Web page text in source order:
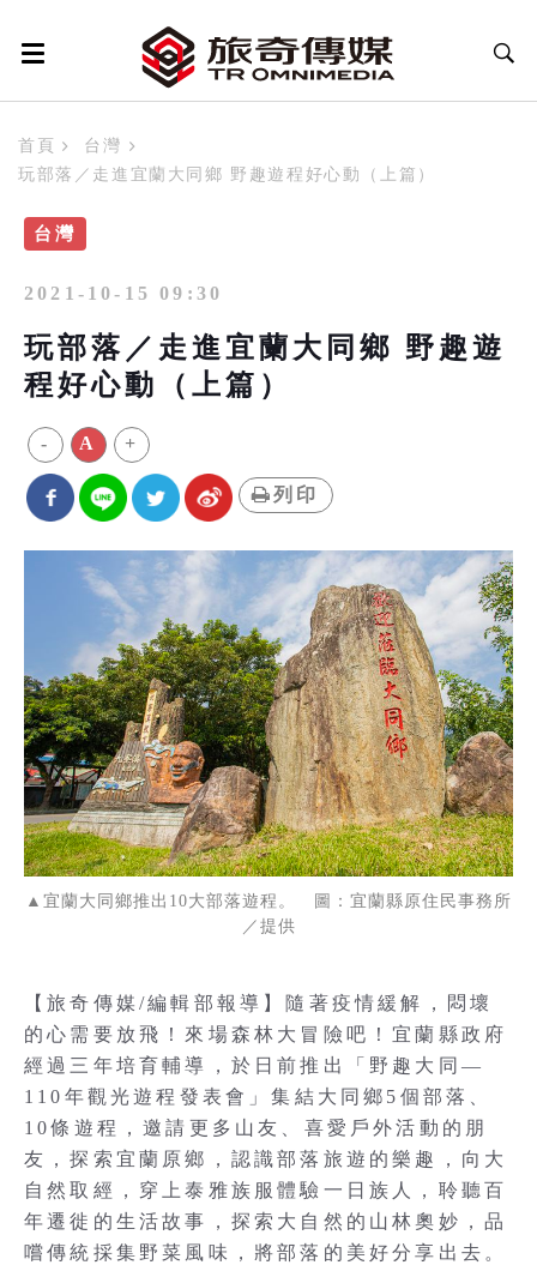
首頁
台灣
玩部落／走進宜蘭大同鄉 野趣遊程好心動（上篇）
台灣
2021-10-15 09:30
玩部落／走進宜蘭大同鄉 野趣遊
程好心動（上篇）
- A +
列印
▲宜蘭大同鄉推出10大部落遊程。 圖：宜蘭縣原住民事務所
／提供
【旅奇傳媒/編輯部報導】隨著疫情緩解，悶壞
的心需要放飛！來場森林大冒險吧！宜蘭縣政府
經過三年培育輔導，於日前推出「野趣大同—
110年觀光遊程發表會」集結大同鄉5個部落、
10條遊程，邀請更多山友、喜愛戶外活動的朋
友，探索宜蘭原鄉，認識部落旅遊的樂趣，向大
自然取經，穿上泰雅族服體驗一日族人，聆聽百
年遷徙的生活故事，探索大自然的山林奧妙，品
嚐傳統採集野菜風味，將部落的美好分享出去。